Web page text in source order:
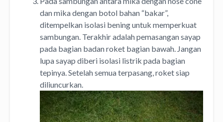
dan mika dengan botol bahan “bakar”,
ditempelkan isolasi bening untuk memperkuat
sambungan. Terakhir adalah pemasangan sayap
pada bagian badan roket bagian bawah. Jangan
lupa sayap diberi isolasi listrik pada bagian
tepinya. Setelah semua terpasang, roket siap
diliuncurkan.